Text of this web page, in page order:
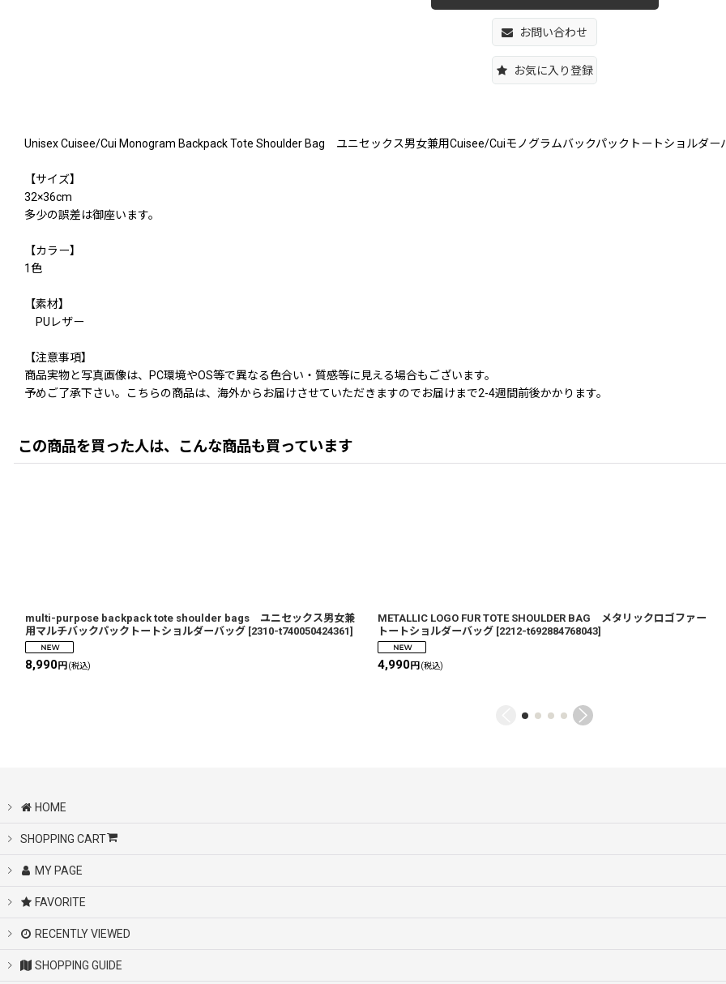
お問い合わせ
お気に入り登録
Unisex Cuisee/Cui Monogram Backpack Tote Shoulder Bag ユニセックス男女兼用Cuisee/Cuiモノグラムバックパックトートショルダー
【サイズ】
32×36cm
多少の誤差は御座います。
【カラー】
1色
【素材】
PUレザー
【注意事項】
商品実物と写真画像は、PC環境やOS等で異なる色合い・質感等に見える場合もございます。
予めご了承下さい。こちらの商品は、海外からお届けさせていただきますのでお届けまで2-4週間前後かかります。
この商品を買った人は、こんな商品も買っています
multi-purpose backpack tote shoulder bags ユニセックス男女兼
用マルチバックパックトートショルダーバッグ [2310-t740050424361]
8,990円 (税込)
METALLIC LOGO FUR TOTE SHOULDER BAG メタリックロゴファー
トートショルダーバッグ [2212-t692884768043]
4,990円 (税込)
HOME
SHOPPING CART
MY PAGE
FAVORITE
RECENTLY VIEWED
SHOPPING GUIDE